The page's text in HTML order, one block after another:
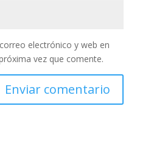
electrónico y web en
vez que comente.